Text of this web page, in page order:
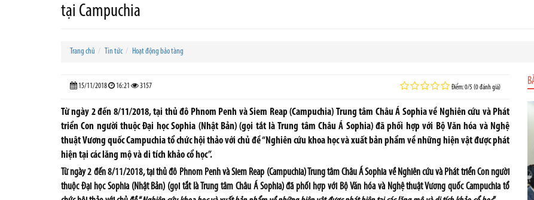
tại Campuchia
Trang chủ Tin tức Hoạt động bảo tàng
15/11/2018 16:21 3157 Điểm: 0/5 (0 đánh giá)
Từ ngày 2 đến 8/11/2018, tại thủ đô Phnom Penh và Siem Reap (Campuchia) Trung tâm Châu Á Sophia về Nghiên cứu và Phát
triển Con người thuộc Đại học Sophia (Nhật Bản) (gọi tắt là Trung tâm Châu Á Sophia) đã phối hợp với Bộ Văn hóa và Nghệ
thuật Vương quốc Campuchia tổ chức hội thảo với chủ đề “Nghiên cứu khoa học và xuất bản phẩm về những hiện vật được phát
hiện tại các lăng mộ và di tích khảo cổ học”.
Từ ngày 2 đến 8/11/2018, tại thủ đô Phnom Penh và Siem Reap (Campuchia) Trung tâm Châu Á Sophia về Nghiên cứu và Phát triển Con người
thuộc Đại học Sophia (Nhật Bản) (gọi tắt là Trung tâm Châu Á Sophia) đã phối hợp với Bộ Văn hóa và Nghệ thuật Vương quốc Campuchia tổ